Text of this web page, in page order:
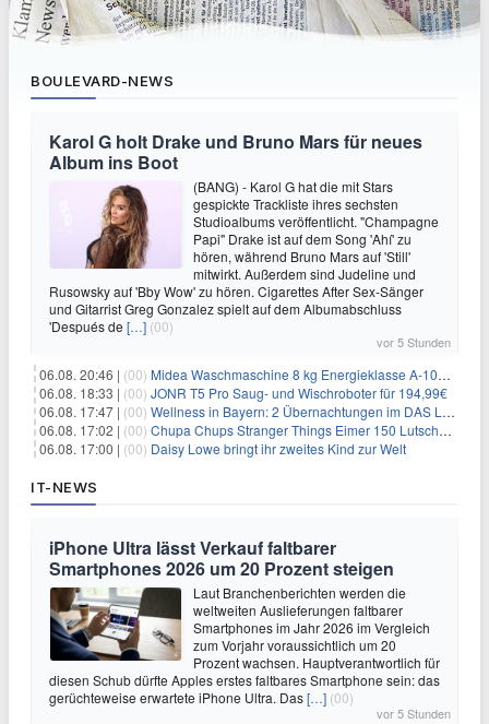
BOULEVARD-NEWS
Karol G holt Drake und Bruno Mars für neues
Album ins Boot
(BANG) - Karol G hat die mit Stars
gespickte Trackliste ihres sechsten
Studioalbums veröffentlicht. "Champagne
Papi" Drake ist auf dem Song 'Ahí' zu
hören, während Bruno Mars auf 'Still'
mitwirkt. Außerdem sind Judeline und
Rusowsky auf 'Bby Wow' zu hören. Cigarettes After Sex-Sänger
und Gitarrist Greg Gonzalez spielt auf dem Albumabschluss
'Después de […] (00)
vor 5 Stunden
06.08. 20:46 | (00) Midea Waschmaschine 8 kg Energieklasse A-10% 1400 U/Min für 289,97€
06.08. 18:33 | (00) JONR T5 Pro Saug- und Wischroboter für 194,99€
06.08. 17:47 | (00) Wellness in Bayern: 2 Übernachtungen im DAS LUDWIG Sports Resort inkl. HP + Wellness ab 174€ p.P.
06.08. 17:02 | (00) Chupa Chups Stranger Things Eimer 150 Lutscher für 21,95€
06.08. 17:00 | (00) Daisy Lowe bringt ihr zweites Kind zur Welt
IT-NEWS
iPhone Ultra lässt Verkauf faltbarer
Smartphones 2026 um 20 Prozent steigen
Laut Branchenberichten werden die
weltweiten Auslieferungen faltbarer
Smartphones im Jahr 2026 im Vergleich
zum Vorjahr voraussichtlich um 20
Prozent wachsen. Hauptverantwortlich für
diesen Schub dürfte Apples erstes faltbares Smartphone sein: das
gerüchteweise erwartete iPhone Ultra. Das[…] (00)
vor 5 Stunden